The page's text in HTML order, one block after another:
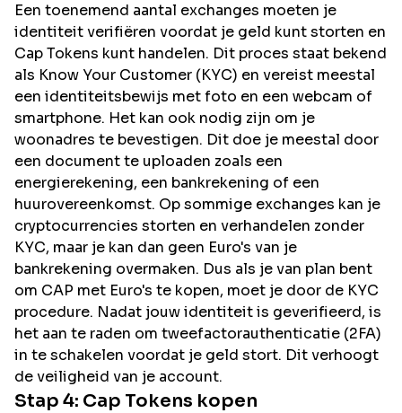
Een toenemend aantal exchanges moeten je
identiteit verifiëren voordat je geld kunt storten en
CapTokens kunt handelen. Dit proces staat bekend
als Know Your Customer (KYC) en vereist meestal
een identiteitsbewijs met foto en een webcam of
smartphone. Het kan ook nodig zijn om je
woonadres te bevestigen. Dit doe je meestal door
een document te uploaden zoals een
energierekening, een bankrekening of een
huurovereenkomst. Op sommige exchanges kan je
cryptocurrencies storten en verhandelen zonder
KYC, maar je kan dan geen Euro's van je
bankrekening overmaken. Dus als je van plan bent
om CAP met Euro's te kopen, moet je door de KYC
procedure. Nadat jouw identiteit is geverifieerd, is
het aan te raden om tweefactorauthenticatie (2FA)
in te schakelen voordat je geld stort. Dit verhoogt
de veiligheid van je account.
Stap 4: Cap Tokens kopen